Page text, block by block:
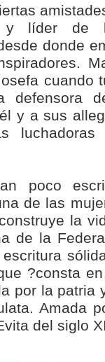
líder de
donde
cuando
defensora
y a sus
luchadoras
poco
de las
la
de la
?consta
por la patria
Amada
del siglo